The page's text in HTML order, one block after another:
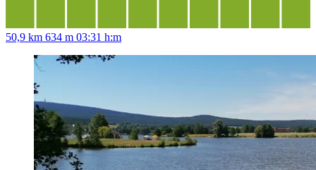
50,9 km 634 m 03:31 h:m